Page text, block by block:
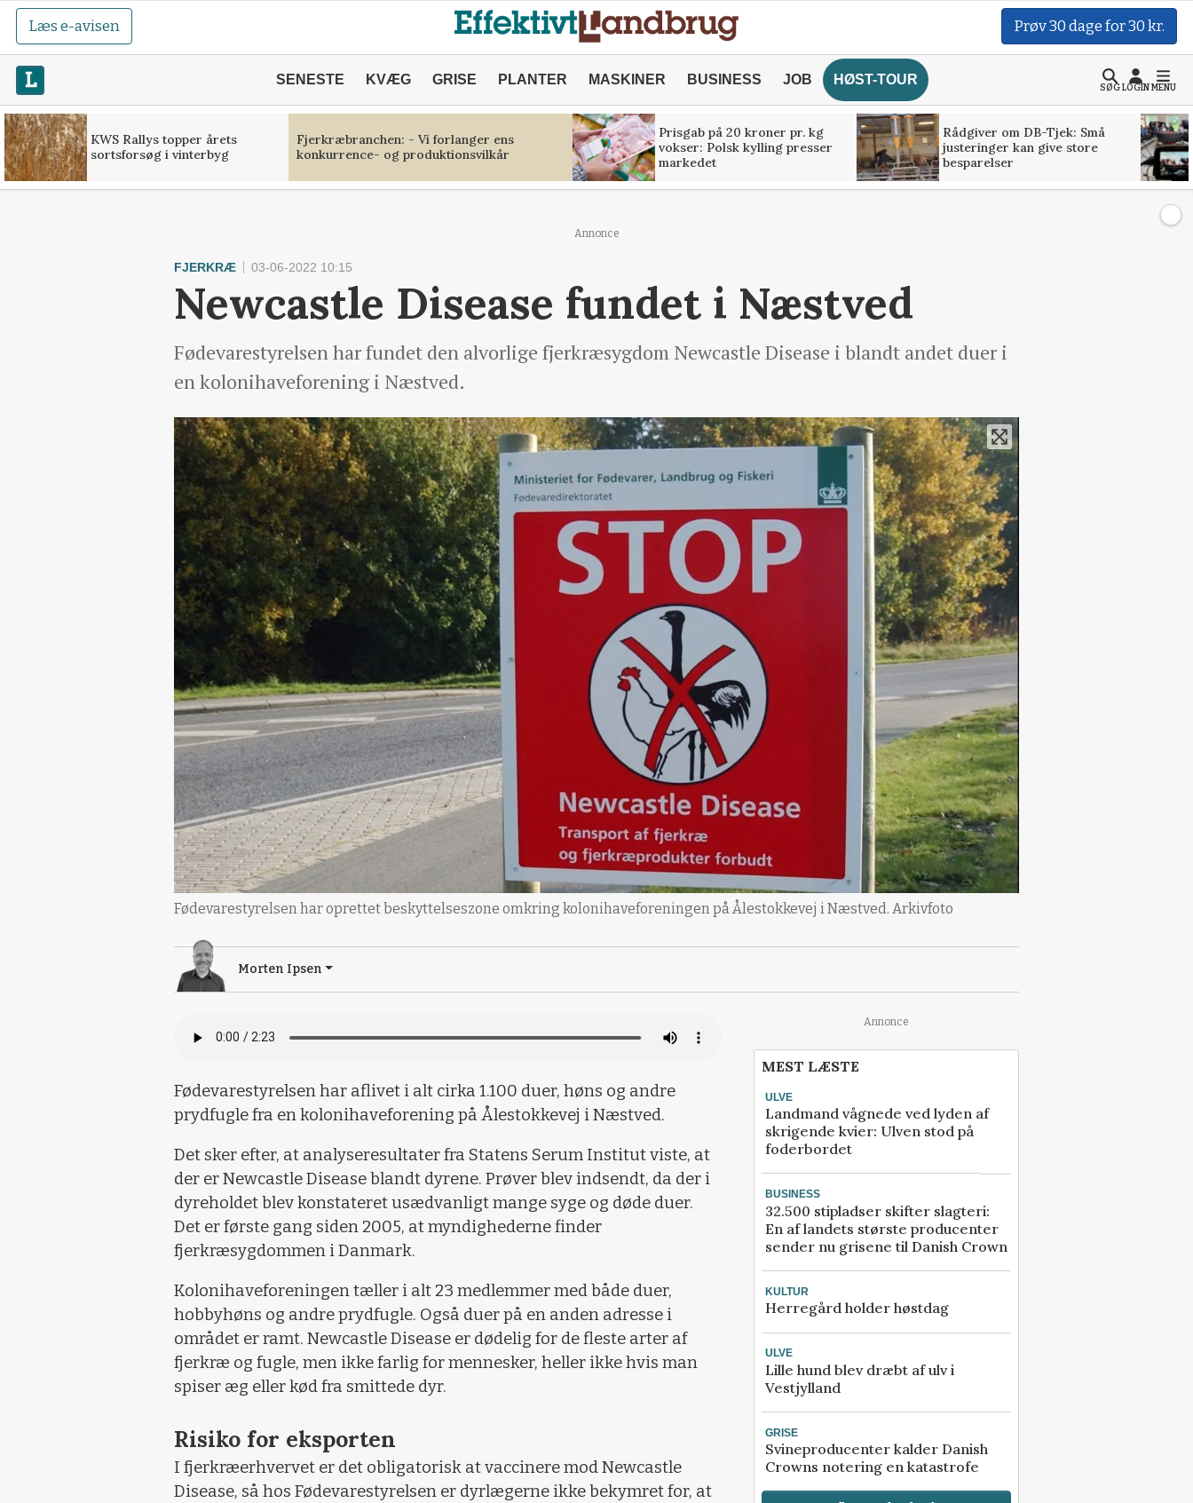
Læs e-avisen Prøv 30 dage for 30 kr.
SENESTE KVÆG GRISE PLANTER MASKINER BUSINESS JOB HØST-TOUR
SØGLOGINMENU
KWS Rallys topper årets
sortsforsøg i vinterbyg
Fjerkræbranchen: - Vi forlanger ens
konkurrence- og produktionsvilkår
Prisgab på 20 kroner pr. kg
vokser: Polsk kylling presser
markedet
Rådgiver om DB-Tjek: Små
justeringer kan give store
besparelser
Annonce
FJERKRÆ 03-06-2022 10:15
Newcastle Disease fundet i Næstved
Fødevarestyrelsen har fundet den alvorlige fjerkræsygdom Newcastle Disease i blandt andet duer i
en kolonihaveforening i Næstved.
Fødevarestyrelsen har oprettet beskyttelseszone omkring kolonihaveforeningen på Ålestokkevej i Næstved. Arkivfoto
Morten Ipsen
Fødevarestyrelsen har aflivet i alt cirka 1.100 duer, høns og andre
prydfugle fra en kolonihaveforening på Ålestokkevej i Næstved.
Det sker efter, at analyseresultater fra Statens Serum Institut viste, at
der er Newcastle Disease blandt dyrene. Prøver blev indsendt, da der i
dyreholdet blev konstateret usædvanligt mange syge og døde duer.
Det er første gang siden 2005, at myndighederne finder
fjerkræsygdommen i Danmark.
Kolonihaveforeningen tæller i alt 23 medlemmer med både duer,
hobbyhøns og andre prydfugle. Også duer på en anden adresse i
området er ramt. Newcastle Disease er dødelig for de fleste arter af
fjerkræ og fugle, men ikke farlig for mennesker, heller ikke hvis man
spiser æg eller kød fra smittede dyr.
Risiko for eksporten
I fjerkræerhvervet er det obligatorisk at vaccinere mod Newcastle
Disease, så hos Fødevarestyrelsen er dyrlægerne ikke bekymret for, at
Annonce
MEST LÆSTE
ULVE
Landmand vågnede ved lyden af
skrigende kvier: Ulven stod på
foderbordet
BUSINESS
32.500 stipladser skifter slagteri:
En af landets største producenter
sender nu grisene til Danish Crown
KULTUR
Herregård holder høstdag
ULVE
Lille hund blev dræbt af ulv i
Vestjylland
GRISE
Svineproducenter kalder Danish
Crowns notering en katastrofe